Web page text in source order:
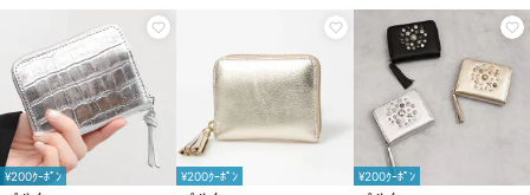
¥200ｸｰﾎﾟﾝ ¥200ｸｰﾎﾟﾝ ¥200ｸｰﾎﾟﾝ